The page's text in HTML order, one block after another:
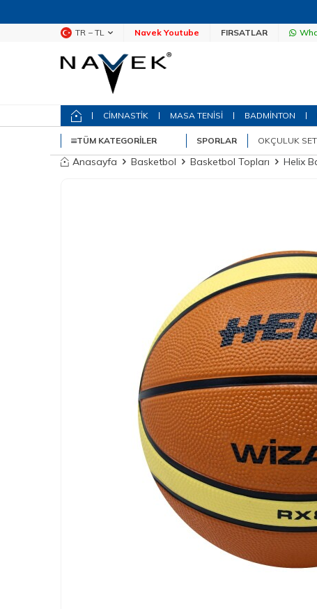
TR − TL Navek Youtube FIRSATLAR
CİMNASTİK MASA TENİSİ BADMİNTON
TÜM KATEGORILER SPORLAR OKÇULUK
Anasayfa Basketbol Basketbol Topları Helix